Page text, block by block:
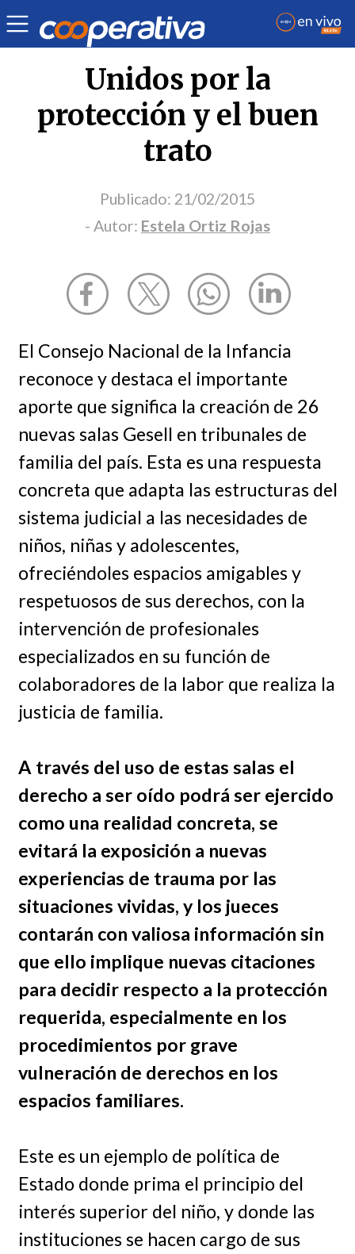
Opinión | Derechos humanos
Unidos por la
protección y el buen
trato
Publicado: 21/02/2015
- Autor: Estela Ortiz Rojas
El Consejo Nacional de la Infancia
reconoce y destaca el importante
aporte que significa la creación de 26
nuevas salas Gesell en tribunales de
familia del país. Esta es una respuesta
concreta que adapta las estructuras del
sistema judicial a las necesidades de
niños, niñas y adolescentes,
ofreciéndoles espacios amigables y
respetuosos de sus derechos, con la
intervención de profesionales
especializados en su función de
colaboradores de la labor que realiza la
justicia de familia.
A través del uso de estas salas el
derecho a ser oído podrá ser ejercido
como una realidad concreta, se
evitará la exposición a nuevas
experiencias de trauma por las
situaciones vividas, y los jueces
contarán con valiosa información sin
que ello implique nuevas citaciones
para decidir respecto a la protección
requerida, especialmente en los
procedimientos por grave
vulneración de derechos en los
espacios familiares.
Este es un ejemplo de política de
Estado donde prima el principio del
interés superior del niño, y donde las
instituciones se hacen cargo de sus